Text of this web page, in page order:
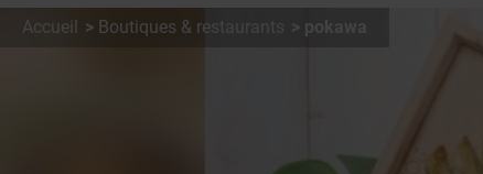
Accueil Boutiques & restaurants pokawa